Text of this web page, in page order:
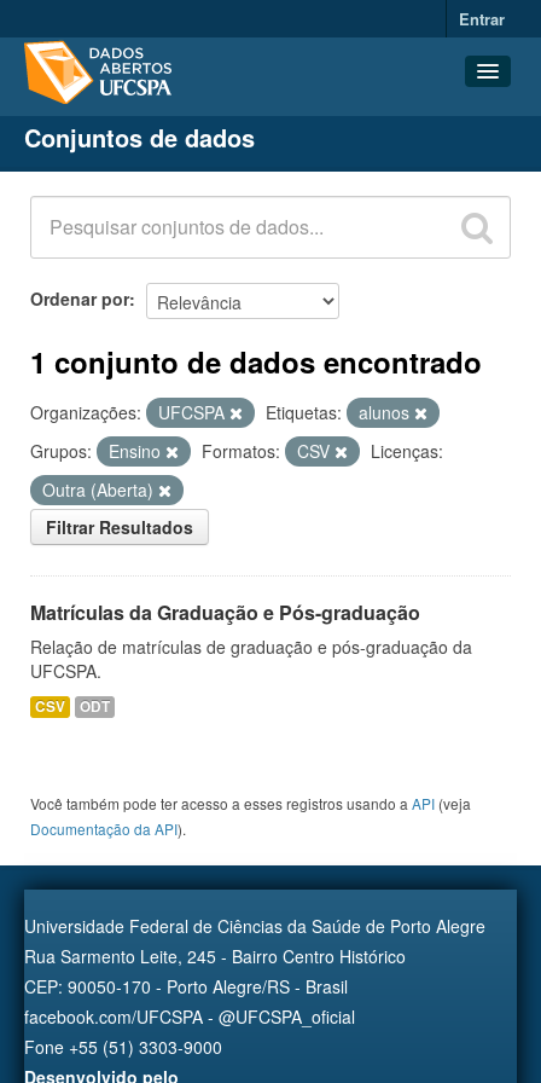
Entrar
Conjuntos de dados
Organizações
Grupos
Sobre
Conjuntos de dados
Ordenar por
1 conjunto de dados encontrado
Organizações: UFCSPA Etiquetas:
alunos
Grupos:
Ensino Formatos: CSV
Licenças:
Outra (Aberta)
Filtrar Resultados
Matrículas da Graduação e Pós-graduação
Relação de matrículas de graduação e pós-graduação da
UFCSPA.
CSV ODT
Você também pode ter acesso a esses registros usando a API (veja
Documentação da API).
Universidade Federal de Ciências da Saúde de Porto Alegre
Rua Sarmento Leite, 245 - Bairro Centro Histórico
CEP: 90050-170 - Porto Alegre/RS - Brasil
facebook.com/UFCSPA - @UFCSPA_oficial
Fone +55 (51) 3303-9000
Desenvolvido pelo